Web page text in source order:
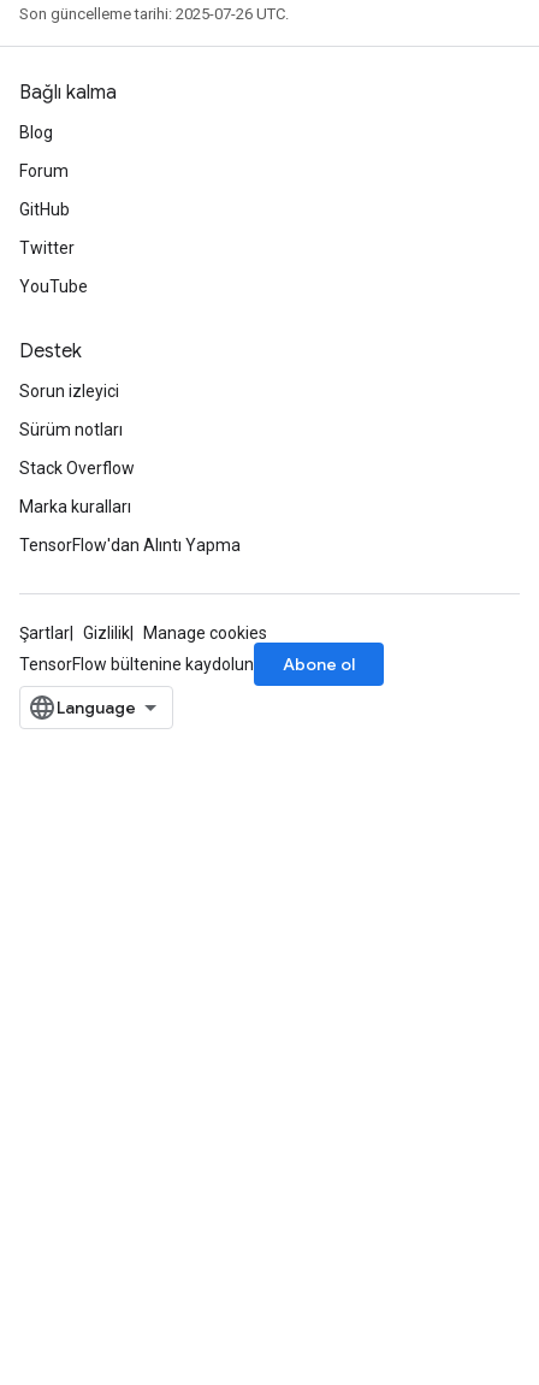
Son güncelleme tarihi: 2025-07-26 UTC.
Bağlı kalma
Blog
Forum
GitHub
Twitter
YouTube
Destek
Sorun izleyici
Sürüm notları
Stack Overflow
Marka kuralları
TensorFlow'dan Alıntı Yapma
Şartlar Gizlilik
Manage cookies
TensorFlow bültenine kaydolun
Abone ol